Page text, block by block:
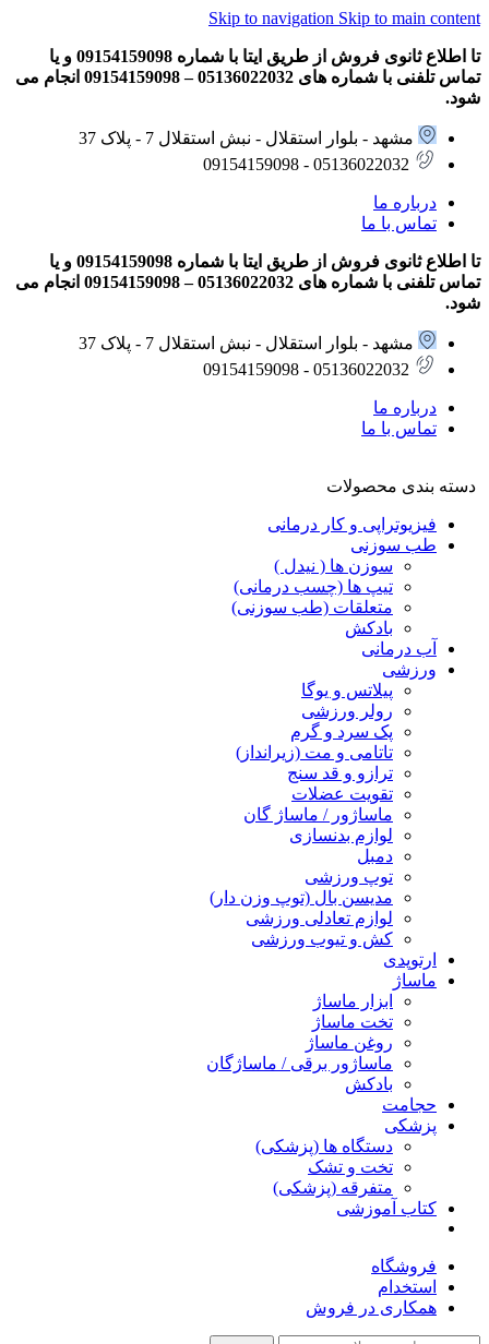
Skip to navigation Skip to main content
تا اطلاع ثانوی فروش از طریق ایتا با شماره 09154159098 و یا
تماس تلفنی با شماره های 05136022032 – 09154159098 انجام می
شود.
مشهد - بلوار استقلال - نبش استقلال 7 - پلاک 37
05136022032 - 09154159098
درباره ما
تماس با ما
تا اطلاع ثانوی فروش از طریق ایتا با شماره 09154159098 و یا
تماس تلفنی با شماره های 05136022032 – 09154159098 انجام می
شود.
مشهد - بلوار استقلال - نبش استقلال 7 - پلاک 37
05136022032 - 09154159098
درباره ما
تماس با ما
دسته بندی محصولات
فیزیوتراپی و کار درمانی
طب سوزنی
سوزن ها ( نیدل )
تیپ ها (چسب درمانی)
متعلقات (طب سوزنی)
بادکش
آب درمانی
ورزشی
پیلاتس و یوگا
رولر ورزشی
پک سرد و گرم
تاتامی و مت (زیرانداز)
ترازو و قد سنج
تقویت عضلات
ماساژور / ماساژ گان
لوازم بدنسازی
دمبل
توپ ورزشی
مدیسن بال (توپ وزن دار)
لوازم تعادلی ورزشی
کش و تیوب ورزشی
ارتوپدی
ماساژ
ابزار ماساژ
تخت ماساژ
روغن ماساژ
ماساژور برقی / ماساژگان
بادکش
حجامت
پزشکی
دستگاه ها (پزشکی)
تخت و تشک
متفرقه (پزشکی)
کتاب آموزشی
فروشگاه
استخدام
همکاری در فروش